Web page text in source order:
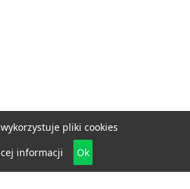
pliki cookies
informacji
Ok